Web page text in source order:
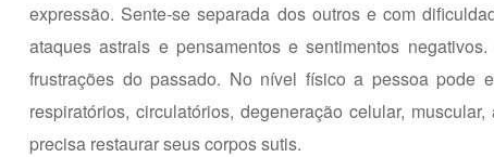
expressão. Sente-se separada dos outros e com
ataques astrais e pensamentos e sentimentos
frustrações do passado. No nível físico a pessoa pode
respiratórios, circulatórios, degeneração celular,
precisa restaurar seus corpos sutis.